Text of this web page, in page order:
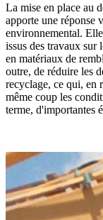
La mise en place au
apporte une réponse
environnemental.
issus des travaux sur
en matériaux de
outre, de réduire les
recyclage, ce qui, en
même coup les
terme, d'importantes